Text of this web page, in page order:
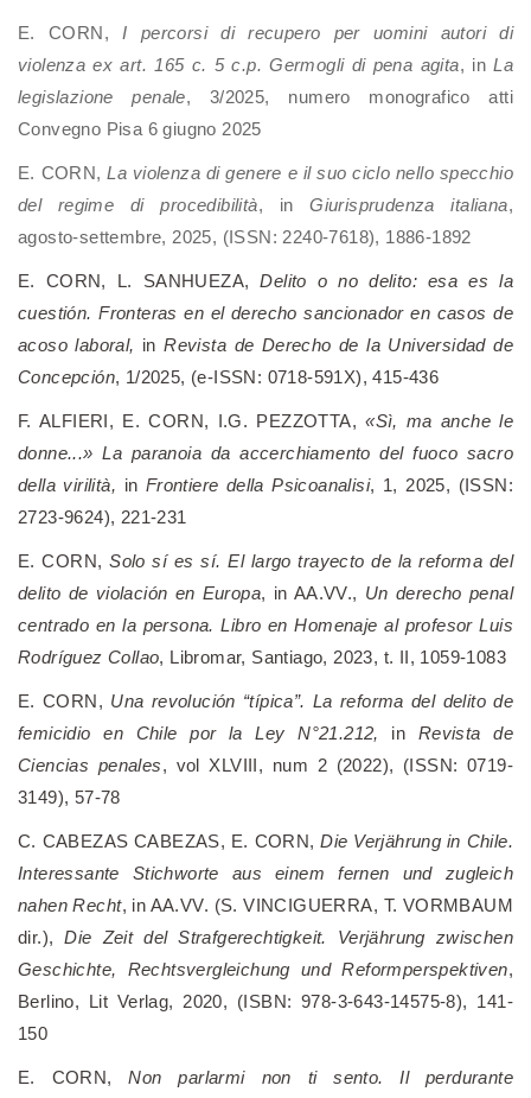
E. CORN, I percorsi di recupero per uomini autori di
violenza ex art. 165 c. 5 c.p. Germogli di pena agita, inLa
legislazione penale, 3/2025, numero monografico atti
Convegno Pisa 6 giugno 2025
E. CORN,La violenza di genere e il suo ciclo nello specchio
del regime di procedibilità, inGiurisprudenza italiana,
agosto-settembre, 2025, (ISSN: 2240-7618), 1886-1892
E. CORN, L. SANHUEZA,Delito o no delito: esa es la
cuestión. Fronteras en el derecho sancionador en casos de
acoso laboral, inRevista de Derecho de la Universidad de
Concepción, 1/2025, (e-ISSN: 0718-591X), 415-436
F. ALFIERI, E. CORN, I.G. PEZZOTTA,«Sì, ma anche le
donne...» La paranoia da accerchiamento del fuoco sacro
della virilità, in Frontiere della Psicoanalisi, 1, 2025, (ISSN:
2723-9624), 221-231
E. CORN,Solo sí es sí. El largo trayecto de la reforma del
delito de violación en Europa, in AA.VV., Un derecho penal
centrado en la persona. Libro en Homenaje al profesor Luis
Rodríguez Collao, Libromar, Santiago, 2023, t. II, 1059-1083
E. CORN, Una revolución “típica”. La reforma del delito de
femicidio en Chile por la Ley N°21.212, in Revista de
Ciencias penales, vol XLVIII, num 2 (2022), (ISSN: 0719-
3149), 57-78
C. CABEZAS CABEZAS, E. CORN,Die Verjährung in Chile.
Interessante Stichworte aus einem fernen und zugleich
nahen Recht, in AA.VV. (S. VINCIGUERRA, T. VORMBAUM
dir.),Die Zeit del Strafgerechtigkeit. Verjährung zwischen
Geschichte, Rechtsvergleichung und Reformperspektiven,
Berlino, Lit Verlag, 2020, (ISBN: 978-3-643-14575-8), 141-
150
E. CORN,Non parlarmi non ti sento. Il perdurante